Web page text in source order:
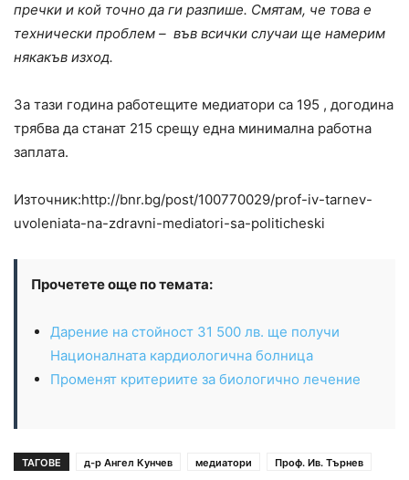
пречки и кой точно да ги разпише. Смятам, че това е
технически проблем – във всички случаи ще намерим
някакъв изход.
За тази година работещите медиатори са 195 , догодина
трябва да станат 215 срещу една минимална работна
заплата.
Източник:http://bnr.bg/post/100770029/prof-iv-tarnev-
uvoleniata-na-zdravni-mediatori-sa-politicheski
Прочетете още по темата:
Дарение на стойност 31 500 лв. ще получи
Националната кардиологична болница
Променят критериите за биологично лечение
ТАГОВЕ д-р Ангел Кунчев медиатори Проф. Ив. Търнев